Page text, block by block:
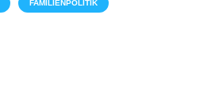
FAMILIENPOLITIK